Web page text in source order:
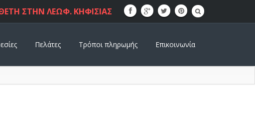
ΣΤΗΝ ΛΕΩΦ. ΚΗΦΙΣΙΑΣ
Πελάτες Τρόποι πληρωμής Επικοινωνία